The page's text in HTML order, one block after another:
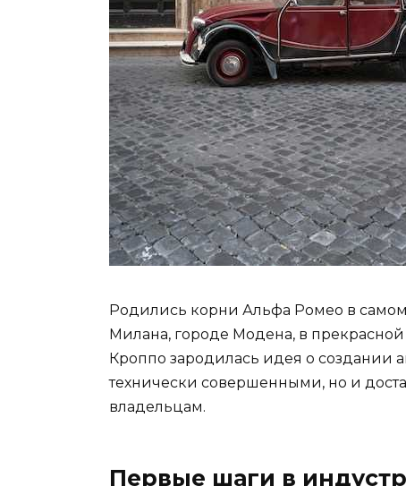
Родились корни Альфа Ромео в
Милана, городе Модена, в
Кроппо зародилась идея о создании
технически совершенными, но и
владельцам.
Первые шаги в